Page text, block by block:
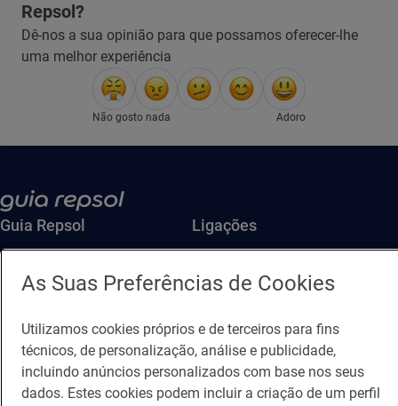
Repsol?
Dê-nos a sua opinião para que possamos oferecer-lhe
uma melhor experiência
Não gosto nada Adoro
Guia Repsol Ligações
Canal de ética e conformidade
As Suas Preferências de Cookies
Utilizamos cookies próprios e de terceiros para fins
técnicos, de personalização, análise e publicidade,
incluindo anúncios personalizados com base nos seus
dados. Estes cookies podem incluir a criação de um perfil